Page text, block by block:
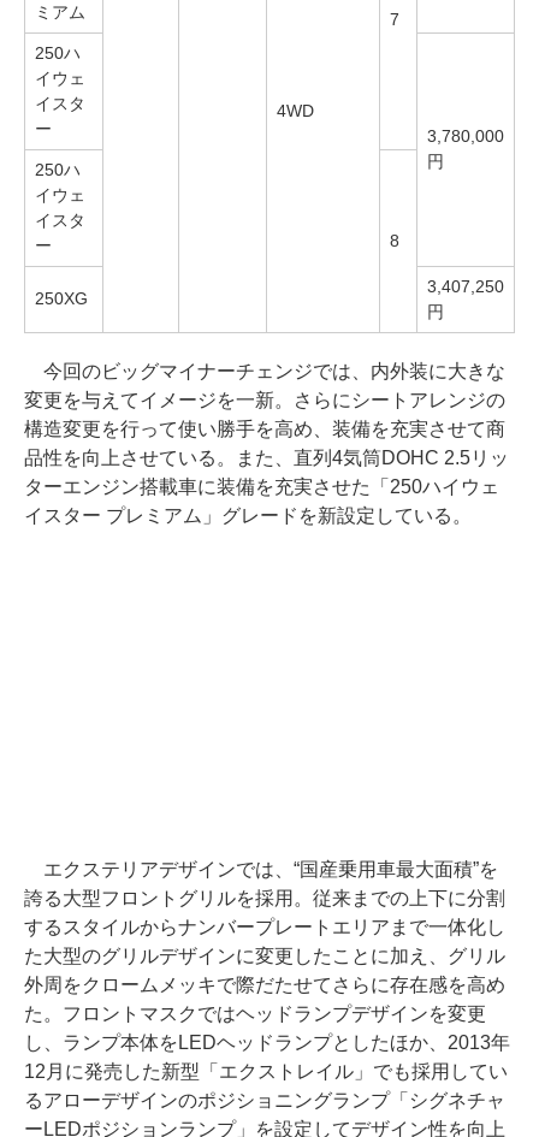
ミアム
4WD
7
250ハ
イウェ
イスタ
ー
3,780,000
円
250ハ
イウェ
イスタ
ー
8
250XG
3,407,250
円
今回のビッグマイナーチェンジでは、内外装に大きな
変更を与えてイメージを一新。さらにシートアレンジの
構造変更を行って使い勝手を高め、装備を充実させて商
品性を向上させている。また、直列4気筒DOHC 2.5リッ
ターエンジン搭載車に装備を充実させた「250ハイウェ
イスター プレミアム」グレードを新設定している。
エクステリアデザインでは、“国産乗用車最大面積”を
誇る大型フロントグリルを採用。従来までの上下に分割
するスタイルからナンバープレートエリアまで一体化し
た大型のグリルデザインに変更したことに加え、グリル
外周をクロームメッキで際だたせてさらに存在感を高め
た。フロントマスクではヘッドランプデザインを変更
し、ランプ本体をLEDヘッドランプとしたほか、2013年
12月に発売した新型「エクストレイル」でも採用してい
るアローデザインのポジショニングランプ「シグネチャ
ーLEDポジションランプ」を設定してデザイン性を向上